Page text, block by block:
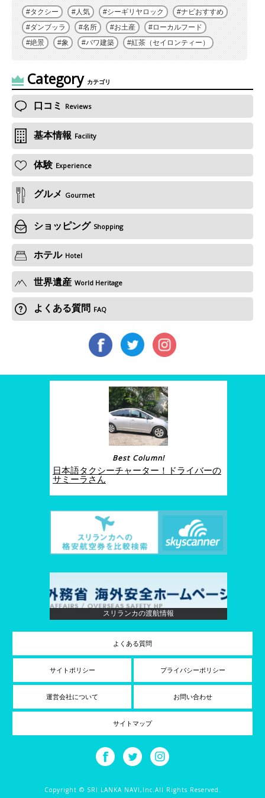
タクシー 人気 シーギリヤロック
ナビおすすめ
ダンブッラ
名所 お土産
ローカルフード
絶景
象 バワ建築 紅茶（セイロンティー）
Category カテゴリ
口コミ Reviews
基本情報 Facility
体験 Experience
グルメ Gourmet
ショッピング Shopping
ホテル Hotel
世界遺産 World Heritage
よくある質問 FAQ
Best Column!
日本語タクシーチャーター！ドライバーの
サミーラさん
スリランカの渡航情報
よくある質問
サイトポリシー プライバシーポリシー
運営会社について お問い合わせ
サイトマップ
Copyright © SRI LANKA NAVI,Inc.All Rights Reserved.